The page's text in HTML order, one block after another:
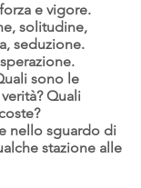
e vigore.
solitudine,
seduzione.
sono le
Quali
nello sguardo di
stazione alle